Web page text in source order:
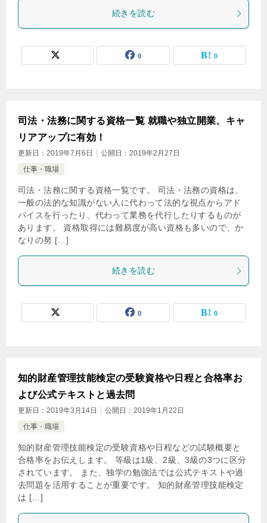
続きを読む
0 0
司法・法務に関する資格一覧 就職や独立開業、キャ
リアアップに有効！
更新日： 2019年7月6日 公開日： 2019年2月27日
仕事・職場
司法・法務に関する資格一覧です。 司法・法務の資格は、
一般の法的な知識がない人に代わって法的な視点からアド
バイスを行ったり、代わって業務を代行したりするものが
あります。 資格取得には難易度が高い資格も多いので、か
なりの努 […]
続きを読む
0 0
知的財産管理技能検定の受験資格や日程と合格率お
よび公式テキストと過去問
更新日： 2019年3月14日 公開日： 2019年1月22日
仕事・職場
知的財産管理技能検定の受験資格や日程などの試験概要と
合格率をお伝えします。 等級は1級、2級、3級の3つに区分
されています。 また、独学の勉強法では公式テキストや過
去問題を活用することが重要です。 知的財産管理技能検定
は […]